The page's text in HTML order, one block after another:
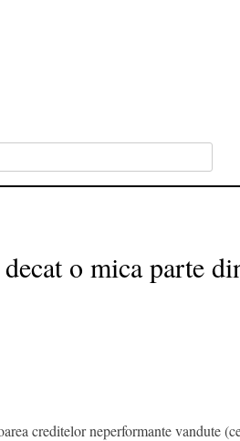
o mica parte
creditelor neperformante vandute